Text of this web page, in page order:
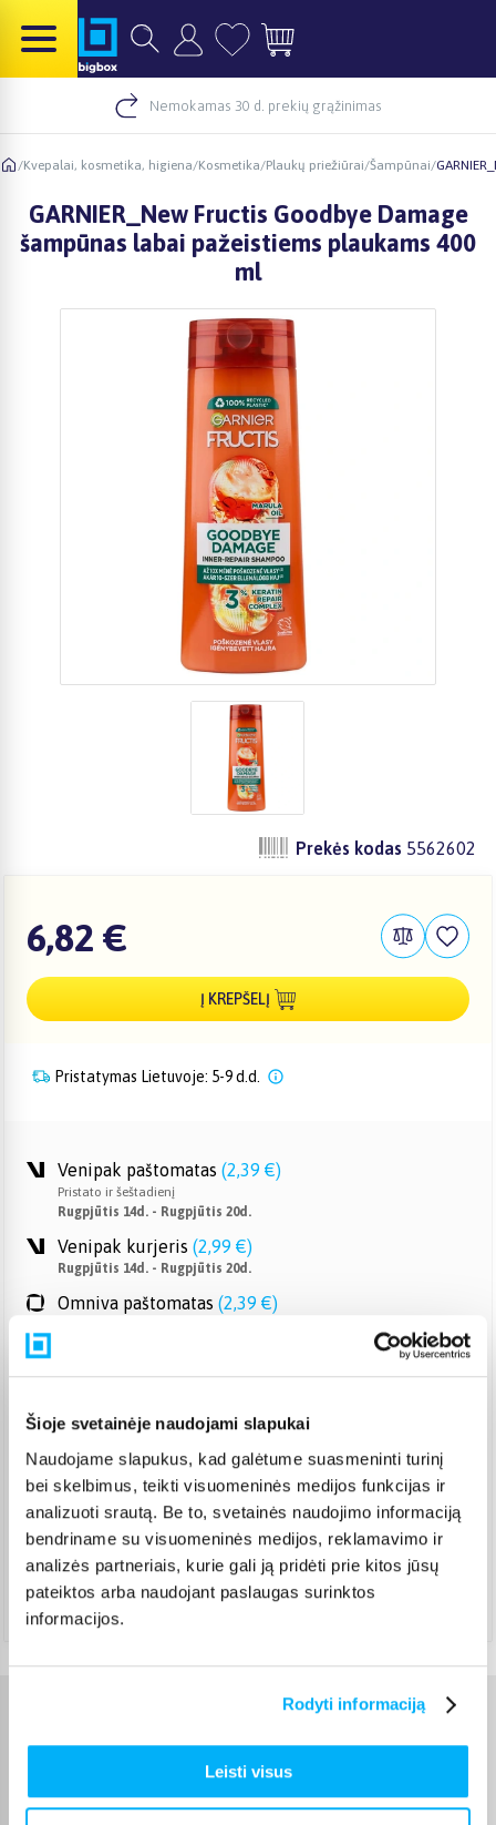
Šioje svetainėje naudojami slapukai
Naudojame slapukus, kad galėtume suasmeninti turinį
bei skelbimus, teikti visuomeninės medijos funkcijas ir
analizuoti srautą. Be to, svetainės naudojimo informaciją
bendriname su visuomeninės medijos, reklamavimo ir
analizės partneriais, kurie gali ją pridėti prie kitos jūsų
pateiktos arba naudojant paslaugas surinktos
informacijos.
Rodyti informaciją
Leisti visus
Nemokamas 30 d. prekių grąžinimas
/Kvepalai, kosmetika, higiena/Kosmetika/Plaukų priežiūrai/Šampūnai/
GARNIER_New Fructis Goodbye Damage
šampūnas labai pažeistiems plaukams 400
ml
Prekės kodas 5562602
6,82 €
Į KREPŠELĮ
Pristatymas Lietuvoje: 5-9 d.d.
Venipak paštomatas (2,39 €)
Pristato ir šeštadienį
Rugpjūtis 14d. - Rugpjūtis 20d.
Venipak kurjeris (2,99 €)
Rugpjūtis 14d. - Rugpjūtis 20d.
Omniva paštomatas (2,39 €)
Smartposti paštomatas (2,19 €)
Rugpjūtis 14d. - Rugpjūtis 20d.
DPD kurjeris (3,99 €)
Rugpjūtis 14d. - Rugpjūtis 20d.
DPD paštomatas (3,99 €)
Pristato ir šeštadienį
Atsiėmimas Veiverių g. 171, Kaunas (1,99 €
Rugpjūtis 14d. - Rugpjūtis 20d.
GARNIER